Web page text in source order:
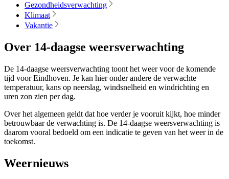
Gezondheidsverwachting
Klimaat
Vakantie
Over 14-daagse weersverwachting
De 14-daagse weersverwachting toont het weer voor de komende
tijd voor Eindhoven. Je kan hier onder andere de verwachte
temperatuur, kans op neerslag, windsnelheid en windrichting en
uren zon zien per dag.
Over het algemeen geldt dat hoe verder je vooruit kijkt, hoe minder
betrouwbaar de verwachting is. De 14-daagse weersverwachting is
daarom vooral bedoeld om een indicatie te geven van het weer in de
toekomst.
Weernieuws